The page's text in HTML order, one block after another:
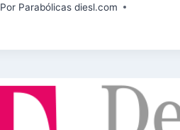
Por Parabólicas diesl.com